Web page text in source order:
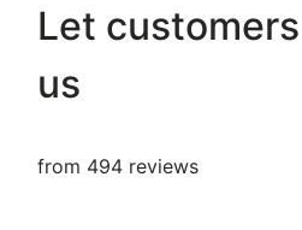
Let
us
from 494 reviews